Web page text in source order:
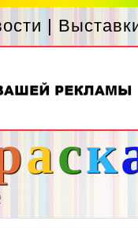
|
аск